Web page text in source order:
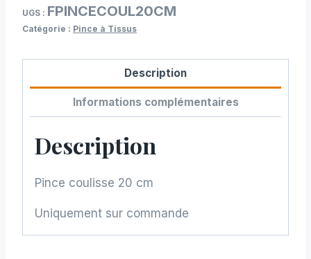
UGS : FPINCECOUL20CM
Catégorie : Pince à Tissus
Description
Informations complémentaires
Description
Pince coulisse 20 cm
Uniquement sur commande